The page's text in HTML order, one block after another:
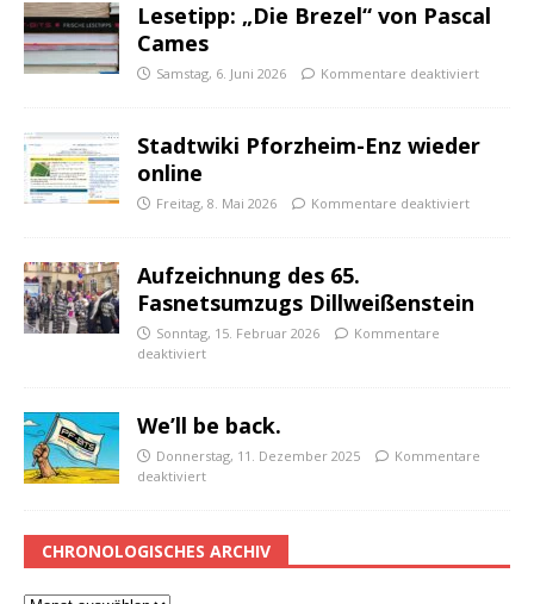
Lesetipp: „Die Brezel“ von Pascal
Cames
Samstag, 6. Juni 2026 Kommentare deaktiviert
Stadtwiki Pforzheim-Enz wieder
online
Freitag, 8. Mai 2026 Kommentare deaktiviert
Aufzeichnung des 65.
Fasnetsumzugs Dillweißenstein
Sonntag, 15. Februar 2026
Kommentare
deaktiviert
We’ll be back.
Donnerstag, 11. Dezember 2025
Kommentare
deaktiviert
CHRONOLOGISCHES ARCHIV